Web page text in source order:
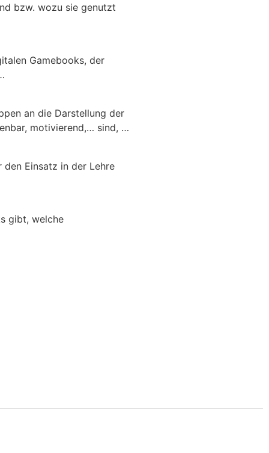
bzw. wozu sie genutzt
Gamebooks, der
an die Darstellung der
motivierend,… sind, …
den Einsatz in der Lehre
gibt, welche